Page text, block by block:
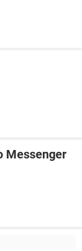
Messenger